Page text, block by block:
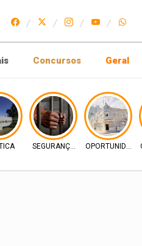
Concursos Geral
SEGURANÇA PUBLICAOPORTUNIDADE